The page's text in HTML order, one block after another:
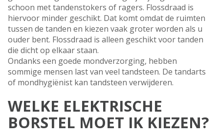
schoon met tandenstokers of ragers. Flossdraad is
hiervoor minder geschikt. Dat komt omdat de ruimten
tussen de tanden en kiezen vaak groter worden als u
ouder bent. Flossdraad is alleen geschikt voor tanden
die dicht op elkaar staan.
Ondanks een goede mondverzorging, hebben
sommige mensen last van veel tandsteen. De tandarts
of mondhygiënist kan tandsteen verwijderen.
WELKE ELEKTRISCHE
BORSTEL MOET IK KIEZEN?